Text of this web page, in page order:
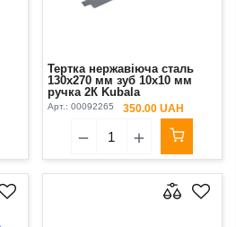
Тертка нержавіюча сталь
130х270 мм зуб 10х10 мм
ручка 2К Kubala
Арт.: 00092265 350.00 UAH